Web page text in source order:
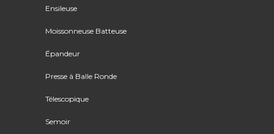
Ensileuse
Moissonneuse Batteuse
Épandeur
Presse à Balle Ronde
Télescopique
Semoir